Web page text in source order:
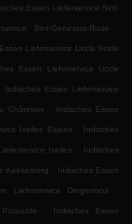
Essen Lieferservice Sint-
Sint-Genesius-Rode .
Lieferservice Uccle Stalle
Essen Lieferservice Uccle
Indisches Essen Lieferservice
Châtelain . Indisches Essen
Ixelles Elsene . Indisches
Ixelles . Indisches
Koekelberg . Indisches Essen
Lieferservice Drogenbos .
. Indisches Essen